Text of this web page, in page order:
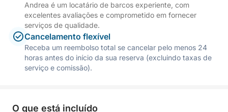
Andrea é um locatário de barcos experiente, com
excelentes avaliações e comprometido em fornecer
serviços de qualidade.
Cancelamento flexível
Receba um reembolso total se cancelar pelo menos 24
horas antes do início da sua reserva (excluindo taxas de
serviço e comissão).
O que está incluído